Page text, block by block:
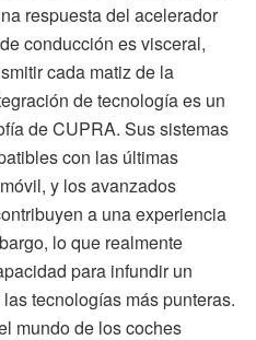
respuesta del acelerador
conducción es visceral,
cada matiz de la
de tecnología es un
de CUPRA. Sus sistemas
con las últimas
y los avanzados
a una experiencia
lo que realmente
para infundir un
tecnologías más punteras.
mundo de los coches